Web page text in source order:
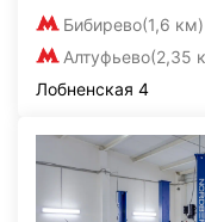
Бибирево(1,6 км)
Алтуфьево(2,35
Лобненская 4